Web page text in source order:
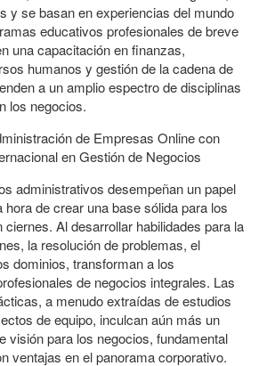
y se basan en experiencias del mundo
educativos profesionales de breve
una capacitación en finanzas,
humanos y gestión de la cadena de
a un amplio espectro de disciplinas
los negocios.
administrativos desempeñan un papel
hora de crear una base sólida para los
ciernes. Al desarrollar habilidades para la
la resolución de problemas, el
dominios, transforman a los
de negocios integrales. Las
a menudo extraídas de estudios
de equipo, inculcan aún más un
visión para los negocios, fundamental
ventajas en el panorama corporativo.